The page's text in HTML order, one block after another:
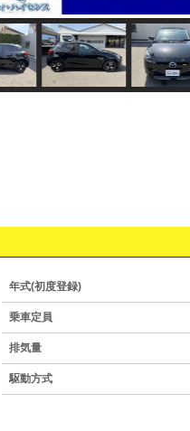
年式(初度登録)
乗車定員
排気量
駆動方式